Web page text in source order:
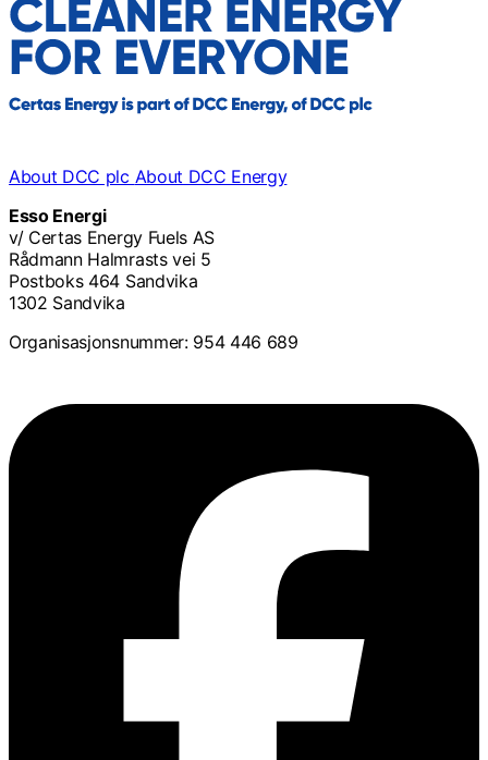
About DCC plc About DCC Energy
Esso Energi
v/ Certas Energy Fuels AS
Rådmann Halmrasts vei 5
Postboks 464 Sandvika
1302 Sandvika
Organisasjonsnummer: 954 446 689